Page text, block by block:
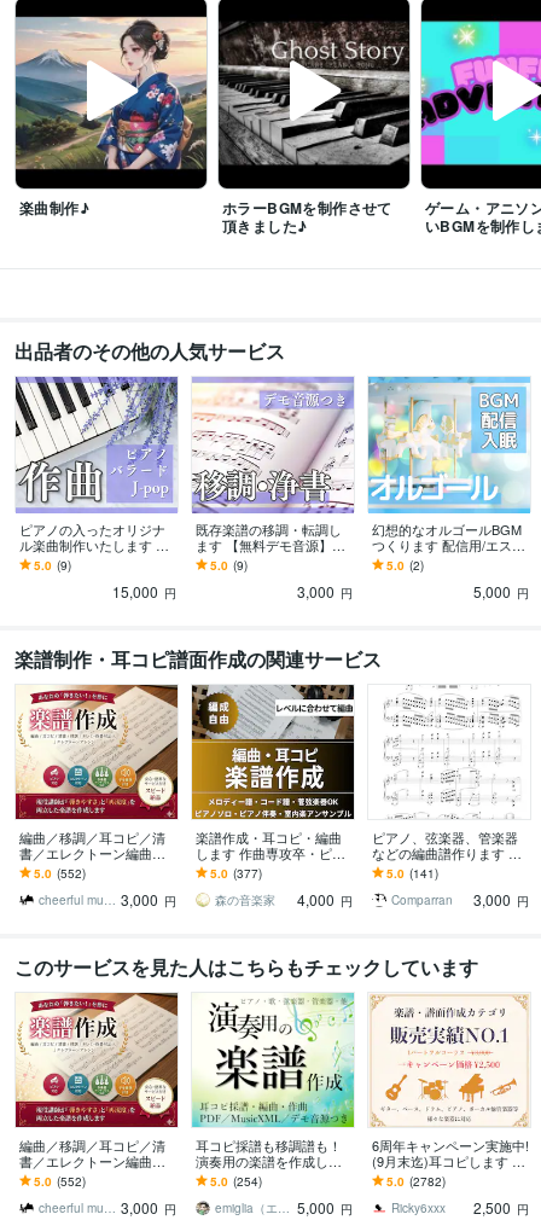
ビジネス・クリエイティブツール
Adobe Photoshop:1年Adobe Illustrator:1年Logic Pro:10年
MuseScore:10年Adobe Premiere Pro:1年 ibisPaint:4年
得意分野
音楽制作・ナレーション BGMの作編曲 楽器演奏・音源制作・アレンジ
童謡ピアノ楽譜制作・編曲
上級ピアノ楽譜制作・編曲 パートスコア制作
バンドスコア 吹奏楽・民族楽曲等のマスター譜
音楽 演奏 編曲 楽譜 MIDI BGM 音源制作 ピアノ
楽曲制作♪
ホラーBGMを制作させて
頂きました♪
ゲーム・アニソ
いBGMを制作し
出品者のその他の人気サービス
ピアノの入ったオリジナ
ル楽曲制作いたします 切
ないバラード/Jpop/アレン
ジも対応可能
5.0 (9)
15,000 円
既存楽譜の移調・転調し
ます 【無料デモ音源】手
書きの楽譜綺麗にしま
す！
5.0 (9)
3,000 円
幻想的なオルゴールBGM
つくります 配信用/エステ
サロン/歯医者さん/癒しの
音色でお作りします
5.0 (2)
5,000 円
楽譜制作・耳コピ譜面作成の関連サービス
編曲／移調／耳コピ／清
書／エレクトーン編曲し
ます 音声つきで簡単確認
♪レベルにぴったりのアレ
ンジが得意です！
5.0 (552)
cheerful music｜音楽講師 3,000 円
楽譜作成・耳コピ・編曲
します 作曲専攻卒・ピア
ノ・歌もの・管弦楽アレ
ンジ可‼️
5.0 (377)
森の音楽家
4,000 円
ピアノ、弦楽器、管楽器
などの編曲譜作ります 演
奏したい曲の楽譜・編曲
譜がないならお任せくだ
さい
5.0 (141)
Comparran
3,000 円
このサービスを見た人はこちらもチェックしています
編曲／移調／耳コピ／清
書／エレクトーン編曲し
ます 音声つきで簡単確認
♪レベルにぴったりのアレ
ンジが得意です！
5.0 (552)
cheerful music｜音楽講師 3,000 円
耳コピ採譜も移調譜も！
演奏用の楽譜を作成しま
す 管弦楽器もお任せ！歌
ってみた・結婚式余興・
発表会やイベント等
5.0 (254)
emiglia（エミリア） 5,000 円
6周年キャンペーン実施中!
(9月末迄)耳コピします TA
B譜、ドラム譜可♪ 1パー
トフルコーラス¥2,500
5.0 (2782)
Ricky6xxx
2,500 円